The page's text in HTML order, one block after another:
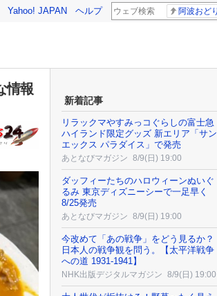
Yahoo! JAPAN ヘルプ
情報
新着記事
リラックマやすみっコぐらしの富士急
ハイランド限定グッズ 新エリア「サン
エックス パラダイス」で発売
あとなびマガジン 8/9(日) 19:00
ダッフィーたちのハロウィーンぬいぐ
るみ 東京ディズニーシーで一足早く
8/25発売
あとなびマガジン 8/9(日) 19:00
今改めて「あの戦争」をどう見るか？
日本人の戦争観を問う。【太平洋戦争
への道 1931-1941】
NHK出版デジタルマガジン 8/9(日) 19:00